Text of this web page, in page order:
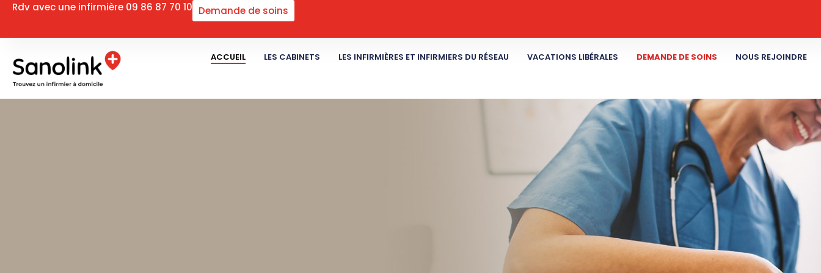
Rdv avec une infirmière 09 86 87 70 10 Demande de soins
ACCUEIL LES CABINETS LES INFIRMIÈRES ET INFIRMIERS DU RÉSEAU VACATIONS LIBÉRALES DEMANDE DE SOINS NOUS REJOINDRE